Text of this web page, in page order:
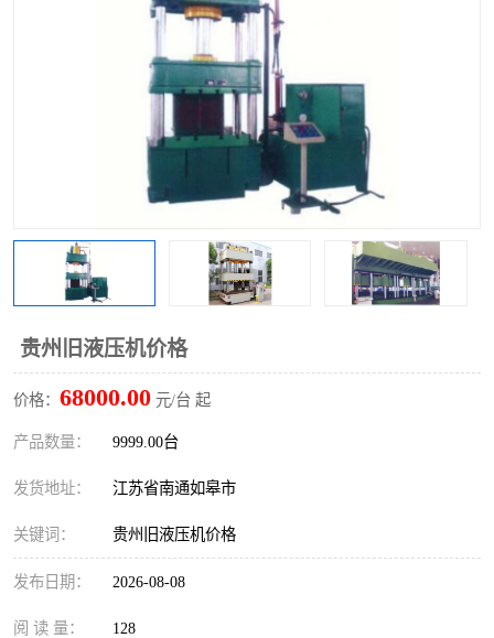
贵州旧液压机价格
价格： 68000.00 元/台 起
产品数量： 9999.00台
发货地址： 江苏省南通如皋市
关键词： 贵州旧液压机价格
发布日期： 2026-08-08
阅 读 量： 128